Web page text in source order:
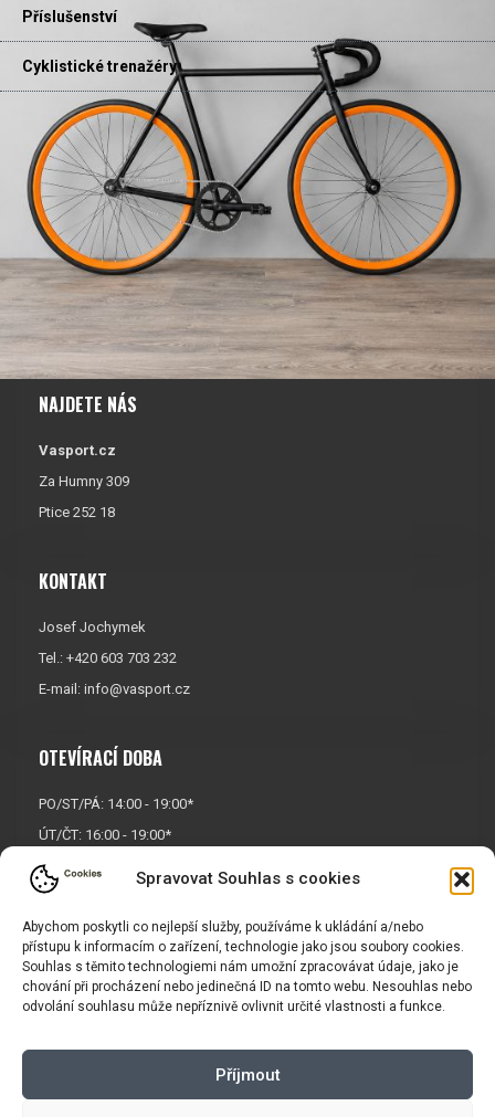
Spravovat Souhlas s cookies
Abychom poskytli co nejlepší služby, používáme k ukládání a/nebo
přístupu k informacím o zařízení, technologie jako jsou soubory cookies.
Souhlas s těmito technologiemi nám umožní zpracovávat údaje, jako je
chování při procházení nebo jedinečná ID na tomto webu. Nesouhlas nebo
odvolání souhlasu může nepříznivě ovlivnit určité vlastnosti a funkce.
Příjmout
Příslušenství
Cyklistické trenažéry
NAJDETE NÁS
Vasport.cz
Za Humny 309
Ptice 252 18
KONTAKT
Josef Jochymek
Tel.: +420 603 703 232
E-mail: info@vasport.cz
OTEVÍRACÍ DOBA
PO/ST/PÁ: 14:00 - 19:00*
ÚT/ČT: 16:00 - 19:00*
Sobota: 9:00 - 17:00*
Neděle:
* Říjen, listopad a prosinec
OTEVŘENO POUZE
PO/ST/PÁ